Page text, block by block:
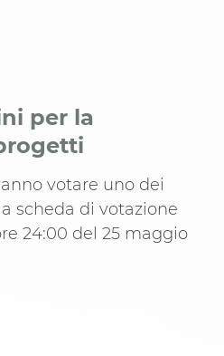
per la
votare uno dei
scheda di votazione
24:00 del 25 maggio